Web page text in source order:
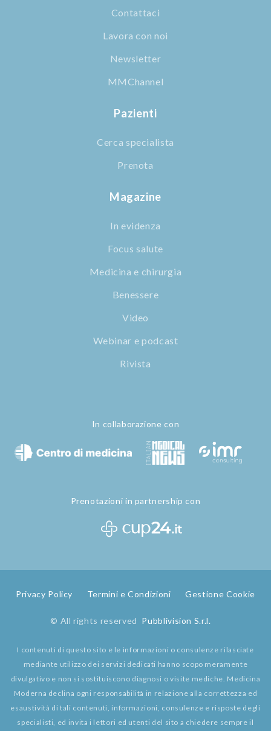
Contattaci
Lavora con noi
Newsletter
MMChannel
Pazienti
Cerca specialista
Prenota
Magazine
In evidenza
Focus salute
Medicina e chirurgia
Benessere
Video
Webinar e podcast
Rivista
In collaborazione con
Prenotazioni in partnership con
Privacy Policy Termini e Condizioni Gestione Cookie
© All rights reserved Pubblivision S.r.l.
I contenuti di questo sito e le informazioni o consulenze rilasciate
mediante utilizzo dei servizi dedicati hanno scopo meramente
divulgativo e non si sostituiscono diagnosi o visite mediche. Medicina
Moderna declina ogni responsabilità in relazione alla correttezza ed
esaustività di tali contenuti, informazioni, consulenze e risposte degli
specialisti, ed invita i lettori ed utenti del sito a chiedere sempre il